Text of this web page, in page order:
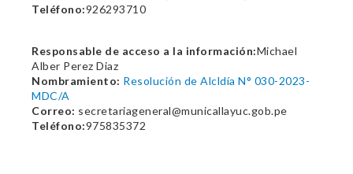
Teléfono:926293710
Responsable de acceso a la información:Michael
Alber Perez Diaz
Nombramiento: Resolución de Alcldía N° 030-2023-
MDC/A
Correo: secretariageneral@municallayuc.gob.pe
Teléfono:975835372